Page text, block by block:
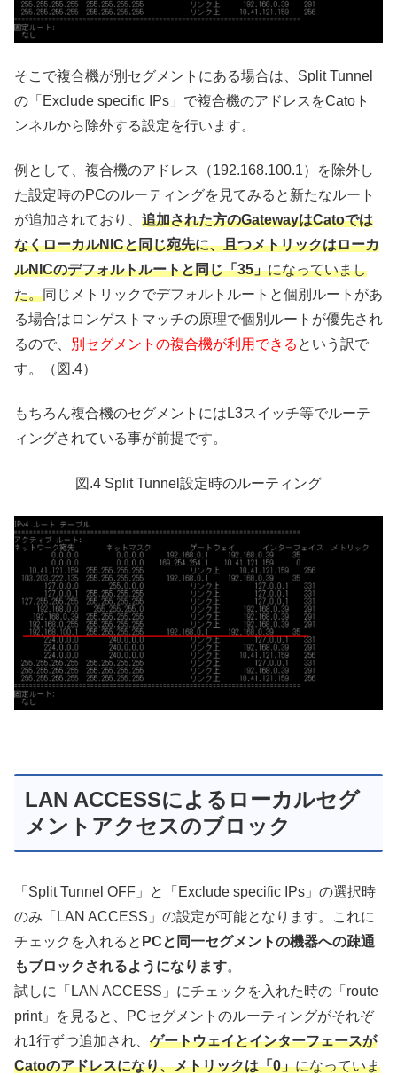
そこで複合機が別セグメントにある場合は、Split Tunnel
の「Exclude specific IPs」で複合機のアドレスをCatoト
ンネルから除外する設定を行います。
例として、複合機のアドレス（192.168.100.1）を除外し
た設定時のPCのルーティングを見てみると新たなルート
が追加されており、 追加された方のGatewayはCatoでは
なくローカルNICと同じ宛先に、且つメトリックはローカ
ルNICのデフォルトルートと同じ「35」になっていまし
た。同じメトリックでデフォルトルートと個別ルートがあ
る場合はロンゲストマッチの原理で個別ルートが優先され
るので、
別セグメントの複合機が利用できる という訳で
す。（図.4）
もちろん複合機のセグメントにはL3スイッチ等でルーテ
ィングされている事が前提です。
図.4 Split Tunnel設定時のルーティング
LAN ACCESSによるローカルセグ
メントアクセスのブロック
「Split Tunnel OFF」と「Exclude specific IPs」の選択時
のみ「LAN ACCESS」の設定が可能となります。これに
チェックを入れると PCと同一セグメントの機器への疎通
もブロックされるようになります。
試しに「LAN ACCESS」にチェックを入れた時の「route
print」を見ると、PCセグメントのルーティングがそれぞ
れ1行ずつ追加され、 ゲートウェイとインターフェースが
Catoのアドレスになり、メトリックは「0」になっていま